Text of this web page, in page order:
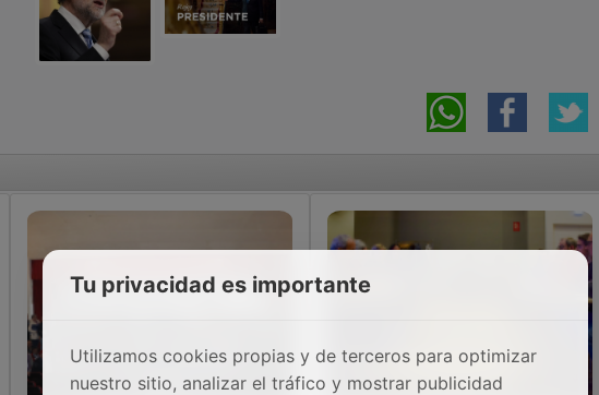
Tu privacidad es importante
Utilizamos cookies propias y de terceros para optimizar
nuestro sitio, analizar el tráfico y mostrar publicidad